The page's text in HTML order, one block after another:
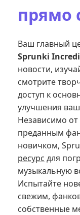
прямо
Ваш главный
Sprunki
новости,
смотрите
доступ к
улучшения
Независимо от
преданным
новичком,
ресурс для
музыкальную
Испытайте
свежим,
собственные